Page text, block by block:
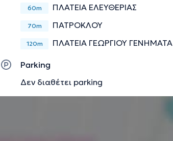
60m ΠΛΑΤΕΙΑ ΕΛΕΥΘΕΡΙΑΣ
70m ΠΑΤΡΟΚΛΟΥ
120m ΠΛΑΤΕΙΑ ΓΕΩΡΓΙΟΥ ΓΕΝΗΜΑΤΑ
Parking
Δεν διαθέτει parking